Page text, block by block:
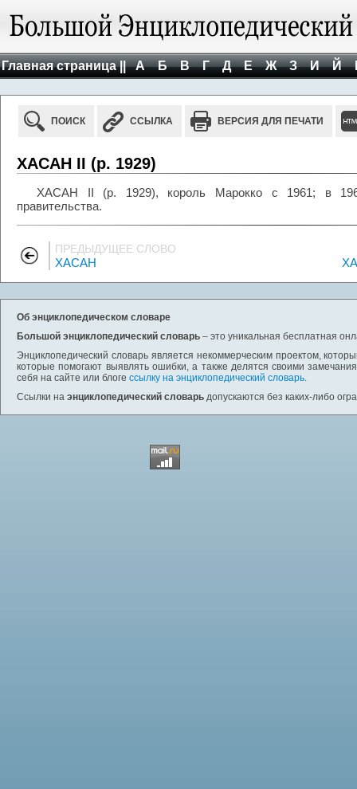
Главная страница || А Б В Г Д Е Ж З И Й
ПОИСК ССЫЛКА ВЕРСИЯ ДЛЯ ПЕЧАТИ
ХАСАН II (р. 1929)
ХАСАН II (р. 1929), король Марокко с 1961; в
правительства.
ПРЕДЫДУЩЕЕ СЛОВО
ХАСАН
Об энциклопедическом словаре
Большой энциклопедический словарь – это уникальная бесплатная
Энциклопедический словарь является некоммерческим проектом,
которые помогают выявлять ошибки, а также делятся своими
себя на сайте или блоге ссылку на энциклопедический словарь.
Ссылки на энциклопедический словарь допускаются без каких-либо